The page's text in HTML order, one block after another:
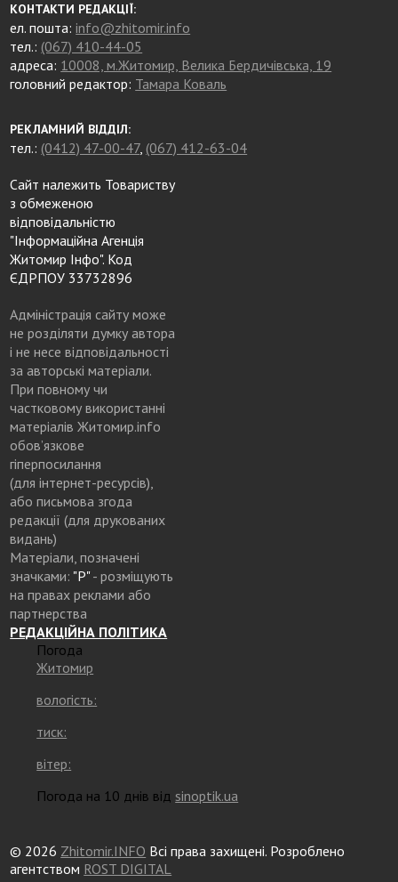
КОНТАКТИ РЕДАКЦІЇ:
ел. пошта:info@zhitomir.info
тел.: (067) 410-44-05
адреса: 10008, м.Житомир, Велика Бердичівська, 19
головний редактор: Тамара Коваль
РЕКЛАМНИЙ ВІДДІЛ:
тел.: (0412) 47-00-47, (067) 412-63-04
Сайт належить Товариству
з обмеженою
відповідальністю
"Інформаційна Агенція
Житомир Інфо". Код
ЄДРПОУ 33732896
Адміністрація сайту може
не розділяти думку автора
і не несе відповідальності
за авторські матеріали.
При повному чи
частковому використанні
матеріалів Житомир.info
обов’язкове
гіперпосилання
(для інтернет-ресурсів),
або письмова згода
редакції (для друкованих
видань)
Матеріали, позначені
значками: "Р"- розміщують
на правах реклами або
партнерства
РЕДАКЦІЙНА ПОЛІТИКА
Погода
Житомир
вологість:
тиск:
вітер:
Погода на 10 днів відsinoptik.ua
© 2026 Zhitomir.INFO Всі права захищені. Розроблено
агентством ROST DIGITAL